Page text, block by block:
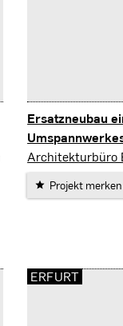
Ersatzneubau
Erfurt
Architekturbüro
Projekt merken
ERFURT